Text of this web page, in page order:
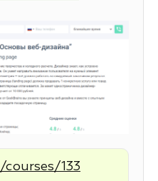
133